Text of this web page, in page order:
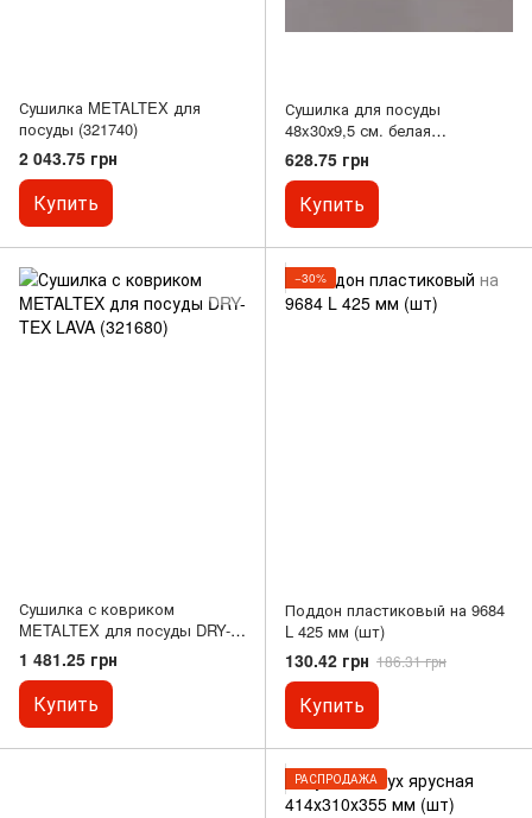
Сушилка METALTEX для
посуды (321740)
2 043.75 грн
Купить
Сушилка для посуды
48x30х9,5 см. белая
GERMATEX METALTEX
628.75 грн
Купить
Сушилка с ковриком
METALTEX для посуды DRY-
TEX LAVA (321680)
1 481.25 грн
Купить
−30%
Поддон пластиковый на 9684
L 425 мм (шт)
130.42 грн 186.31 грн
Купить
РАСПРОДАЖА